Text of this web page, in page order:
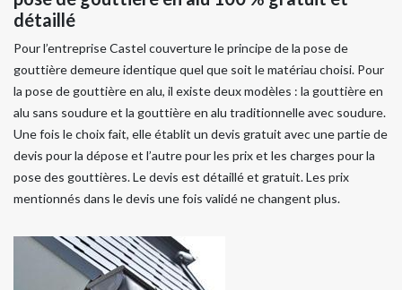
détaillé
Pour l’entreprise Castel couverture le principe de la pose de
gouttière demeure identique quel que soit le matériau choisi. Pour
la pose de gouttière en alu, il existe deux modèles : la gouttière en
alu sans soudure et la gouttière en alu traditionnelle avec soudure.
Une fois le choix fait, elle établit un devis gratuit avec une partie de
devis pour la dépose et l’autre pour les prix et les charges pour la
pose des gouttières. Le devis est détaillé et gratuit. Les prix
mentionnés dans le devis une fois validé ne changent plus.